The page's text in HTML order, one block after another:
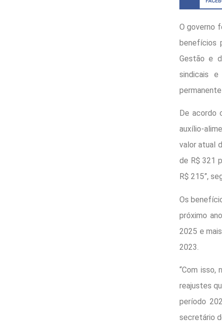
O governo
benefícios
Gestão e
sindicais
De acordo
auxílio-
valor atual
de R$ 321
R$ 215”,
Os
próximo
2025 e
2023.
“Com isso,
reajustes
período
secretário